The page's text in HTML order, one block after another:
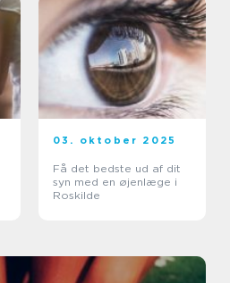
03. oktober 2025
Få det bedste ud af dit
syn med en øjenlæge i
Roskilde